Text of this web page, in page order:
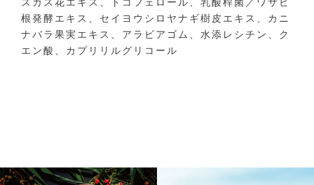
根発酵エキス、セイヨウシロヤナギ樹皮エキス、カニ
ナバラ果実エキス、アラビアゴム、水添レシチン、ク
エン酸、カプリリルグリコール